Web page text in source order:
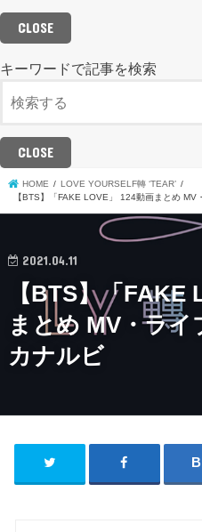
CLOSE
キーワードで記事を検索
CLOSE
HOME
LOVE YOURSELF轉 ‘TEAR’
【BTS】「FAKE LOVE」 124動画まとめ MV
2021.04.11
【BTS】「FAKE
まとめ MV・ライ
カナルビ